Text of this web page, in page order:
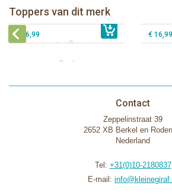
Toppers van dit merk
€ 16,99
Bunnies By The Bay knuffeldoekje
met speenhouder Konijn roze
€ 16,99 € 16,99
Contact
Zeppelinstraat 39
2652 XB Berkel en
Nederland
Tel: +31(0)10-2180837
E-mail: